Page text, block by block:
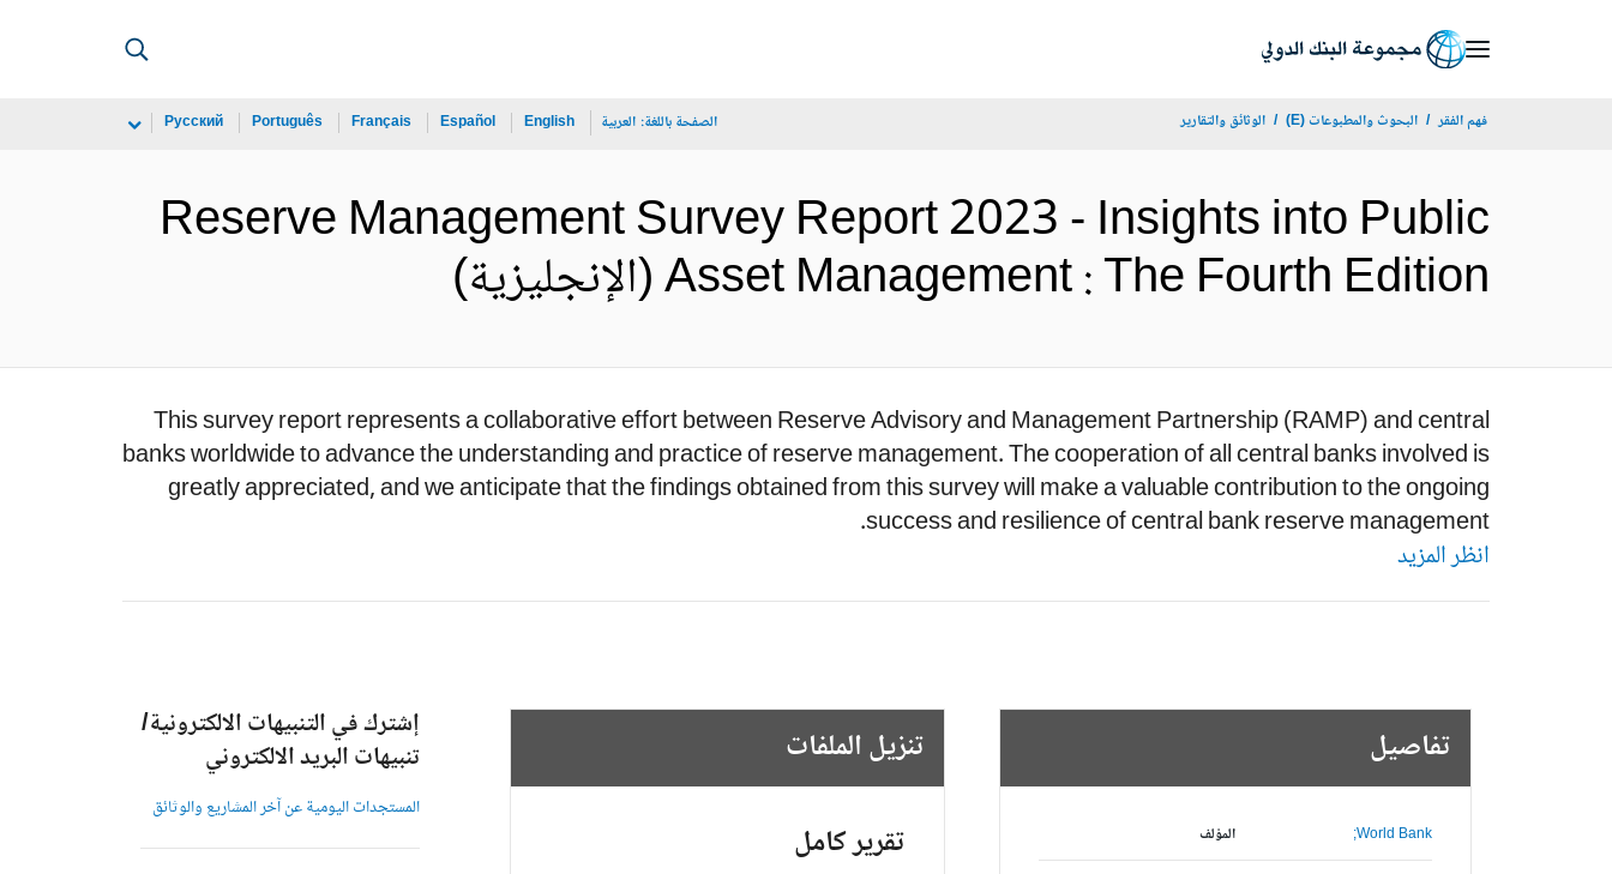
فهم الفقر البحوث والمطبوعات (E) الوثائق والتقارير الصفحة باللغة: العربية English
Español
Français
Português
Русский
Reserve Management Survey Report 2023 - Insights into Public
Asset Management : The Fourth Edition (الإنجليزية)
This survey report represents a collaborative effort between Reserve Advisory and Management Partnership (RAMP) and central
banks worldwide to advance the understanding and practice of reserve management. The cooperation of all central banks involved is
greatly appreciated, and we anticipate that the findings obtained from this survey will make a valuable contribution to the ongoing
success and resilience of central bank reserve management.
انظر المزيد
تفاصيل
المؤلف World Bank;
تنزيل الملفات
تقرير كامل
إشترك في التنبيهات الالكترونية/
تنبيهات البريد الالكتروني
المستجدات اليومية عن آخر المشاريع والوثائق